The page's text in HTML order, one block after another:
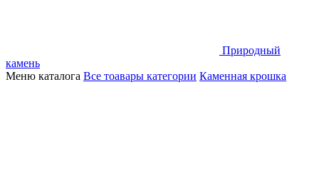
Природный
камень
Меню каталога Все тоавары категории Каменная крошка